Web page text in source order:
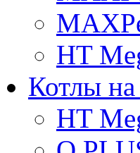
HT
Котлы на
HT